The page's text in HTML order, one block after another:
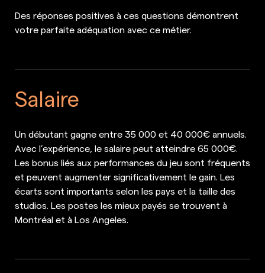
Des réponses positives à ces questions démontrent
votre parfaite adéquation avec ce métier.
Salaire
Un débutant gagne entre 35 000 et 40 000€ annuels.
Avec l’expérience, le salaire peut atteindre 65 000€.
Les bonus liés aux performances du jeu sont fréquents
et peuvent augmenter significativement le gain. Les
écarts sont importants selon les pays et la taille des
studios. Les postes les mieux payés se trouvent à
Montréal et à Los Angeles.